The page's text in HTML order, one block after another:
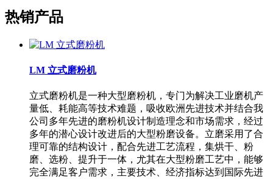
热销产品
LM 立式磨粉机
立式磨粉机是一种大型磨粉机，专门为解决工业磨机产
量低、耗能高等技术难题，吸收欧洲先进技术并结合我
公司多年先进的磨粉机设计制造理念和市场需求，经过
多年的潜心设计改进后的大型粉磨设备。立磨采用了合
理可靠的结构设计，配合先进工艺流程，集烘干、粉
磨、选粉、提升于一体，尤其在大型粉磨工艺中，能够
完全满足客户需求，主要技术、经济指标达到国际先进